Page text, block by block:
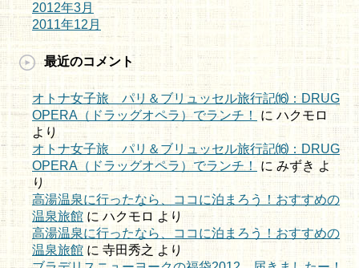
2012年3月
2011年12月
最近のコメント
オトナ女子旅 パリ＆ブリュッセル旅行記⒃：DRUG
OPERA（ドラッグオペラ）でランチ！
に ハクモロ
より
オトナ女子旅 パリ＆ブリュッセル旅行記⒃：DRUG
OPERA（ドラッグオペラ）でランチ！
にみずき よ
り
高湯温泉に行ったなら、ココに泊まろう！おすすめの
温泉旅館 に ハクモロ より
高湯温泉に行ったなら、ココに泊まろう！おすすめの
温泉旅館 に 寺田秀之 より